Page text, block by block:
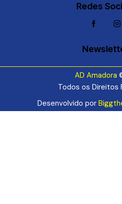
Redes
AD Amadora
Todos os Direitos
Desenvolvido por